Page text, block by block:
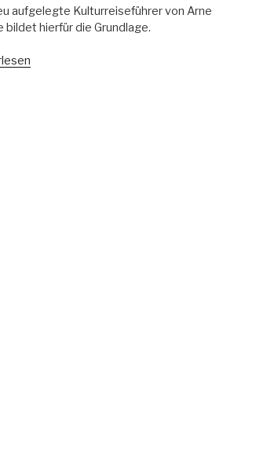
aufgelegte Kulturreiseführer von Arne
bildet hierfür die Grundlage.